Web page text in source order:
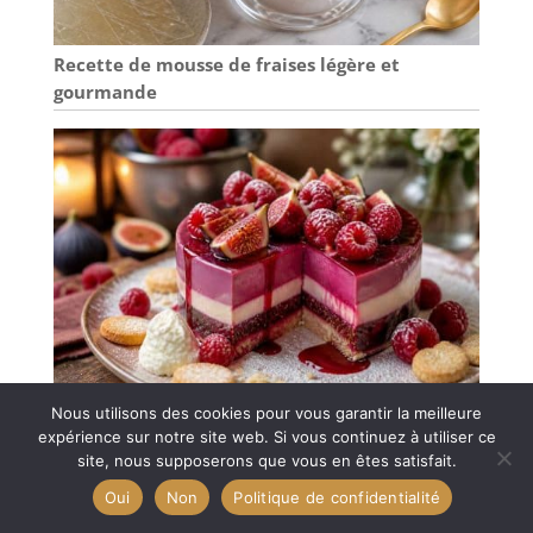
et les échanges.
Achetez donc en
toute confiance et
décoration de
salon à la maison
ou offrez à
quelqu'un de
spécial un beau
cadeau
d'anniversaire,
cadeau de
pendaison de
crémaillère
sécurité et de
confort. Vous
n’avez plus à vous
manipuler, de
réorganiser ou de
nettoyer le set de
buffet à fondue
avec précaution.
Profitez d’un
sentiment de
sécurité et de
confort sans
précédent. 5.
[Large
réchaud à aliments
est idéal pour :
buffets, hôtels,
restaurants,
brunchs, traiteurs,
Recette de mousse de fraises légère et
gourmande
Recette d’entremets aux figues et framboises
Nous utilisons des cookies pour vous garantir la meilleure
expérience sur notre site web. Si vous continuez à utiliser ce
site, nous supposerons que vous en êtes satisfait.
Oui
Non Politique de confidentialité